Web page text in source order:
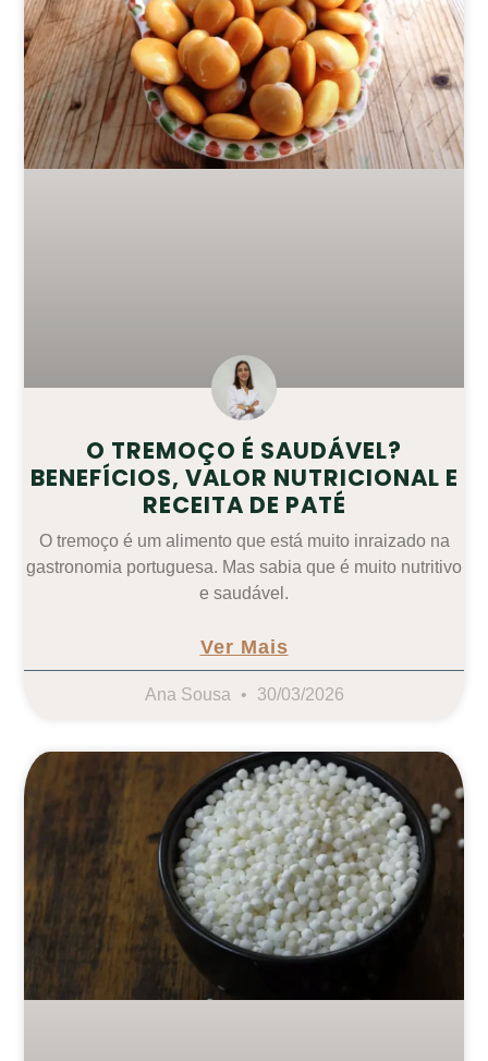
O TREMOÇO É SAUDÁVEL?
BENEFÍCIOS, VALOR NUTRICIONAL E
RECEITA DE PATÉ
O tremoço é um alimento que está muito inraizado na
gastronomia portuguesa. Mas sabia que é muito nutritivo
e saudável.
Ver Mais
Ana Sousa 30/03/2026